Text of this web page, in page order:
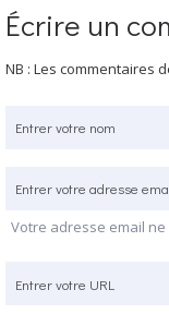
Écrire un
NB : Les commentaires
Votre adresse email